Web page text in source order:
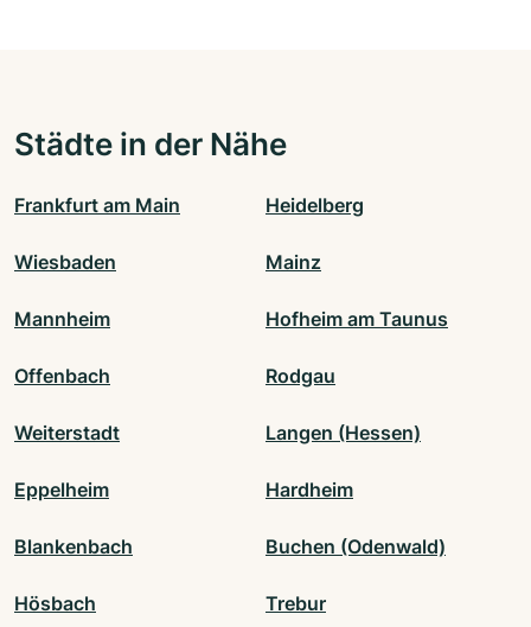
Städte in der Nähe
Frankfurt am Main Heidelberg
Wiesbaden Mainz
Mannheim Hofheim am Taunus
Offenbach Rodgau
Weiterstadt Langen (Hessen)
Eppelheim Hardheim
Blankenbach Buchen (Odenwald)
Hösbach Trebur